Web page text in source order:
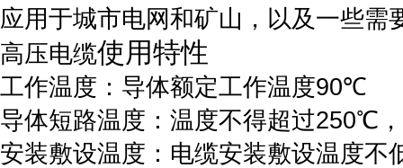
应用于城市电网和矿山，以及一些需
高压电缆使用特性
工作温度：导体额定工作温度90℃
导体短路温度：温度不得超过250℃，
安装敷设温度：电缆安装敷设温度不